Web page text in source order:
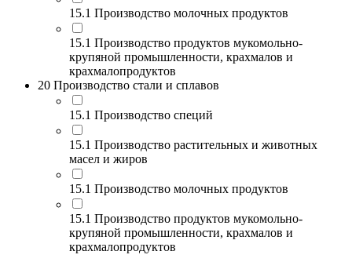
15.1 Производство молочных продуктов
15.1 Производство продуктов мукомольно-
крупяной промышленности, крахмалов и
крахмалопродуктов
20 Производство стали и сплавов
15.1 Производство специй
15.1 Производство растительных и животных
масел и жиров
15.1 Производство молочных продуктов
15.1 Производство продуктов мукомольно-
крупяной промышленности, крахмалов и
крахмалопродуктов